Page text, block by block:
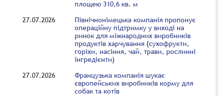
площею 310,6 кв. м
27.07.2026
Північнонімецька компанія пропонує
операційну підтримку у виході на
ринок для міжнародних виробників
продуктів харчування (сухофрукти,
горіхи, насіння, чай, трави, рослинні
інгредієнти)
27.07.2026
Французька компанія шукає
європейських виробників корму для
собак та котів